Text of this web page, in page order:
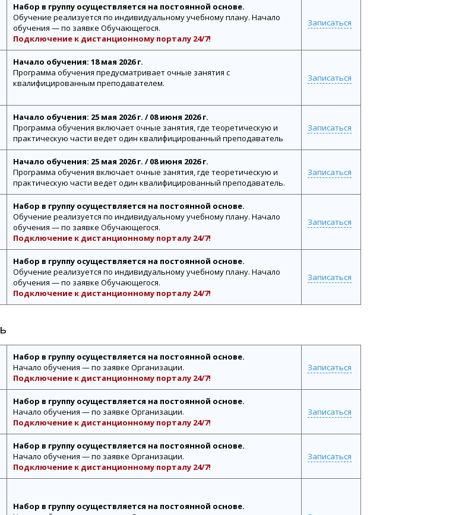
Набор в группу осуществляется на постоянной основе.
Обучение реализуется по индивидуальному учебному плану. Начало
обучения — по заявке Обучающегося.
Подключение к дистанционному порталу 24/7!
Записаться
Начало обучения: 18 мая 2026 г.
Программа обучения предусматривает очные занятия с
квалифицированным преподавателем.
Записаться
Начало обучения: 25 мая 2026 г. / 08 июня 2026 г.
Программа обучения включает очные занятия, где теоретическую и
практическую части ведет один квалифицированный преподаватель
Записаться
Начало обучения: 25 мая 2026 г. / 08 июня 2026 г.
Программа обучения включает очные занятия, где теоретическую и
практическую части ведет один квалифицированный преподаватель.
Записаться
Набор в группу осуществляется на постоянной основе.
Обучение реализуется по индивидуальному учебному плану. Начало
обучения — по заявке Обучающегося.
Подключение к дистанционному порталу 24/7!
Записаться
Набор в группу осуществляется на постоянной основе.
Обучение реализуется по индивидуальному учебному плану. Начало
обучения — по заявке Обучающегося.
Подключение к дистанционному порталу 24/7!
Записаться
Набор в группу осуществляется на постоянной основе.
Начало обучения — по заявке Организации.
Подключение к дистанционному порталу 24/7!
Записаться
Набор в группу осуществляется на постоянной основе.
Начало обучения — по заявке Организации.
Подключение к дистанционному порталу 24/7!
Записаться
Набор в группу осуществляется на постоянной основе.
Начало обучения — по заявке Организации.
Подключение к дистанционному порталу 24/7!
Записаться
Набор в группу осуществляется на постоянной основе.